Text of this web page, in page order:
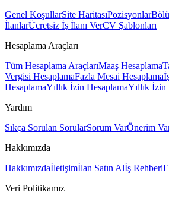
Genel KoşullarSite HaritasıPozisyonlar
İlanlarÜcretsiz İş İlanı VerCV Şablonları
Hesaplama Araçları
Tüm Hesaplama AraçlarıMaaş Hesaplama
Vergisi HesaplamaFazla Mesai Hesaplama
HesaplamaYıllık İzin HesaplamaYıllık İzin
Yardım
Sıkça Sorulan SorularSorum VarÖnerim
Hakkımızda
Hakkımızdaİletişimİlan Satın Alİş Rehberi
Veri Politikamız